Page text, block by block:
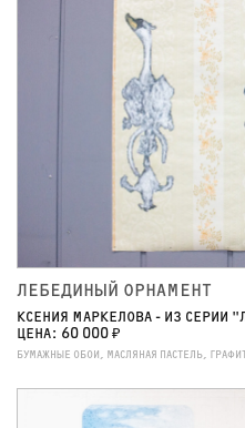
ЛЕБЕДИНЫЙ ОРНАМЕНТ
КСЕНИЯ МАРКЕЛОВА - ИЗ СЕРИИ
ЦЕНА: 60 000 ₽
БУМАЖНЫЕ ОБОИ, МАСЛЯНАЯ ПАСТЕЛЬ, ГРАФИТ